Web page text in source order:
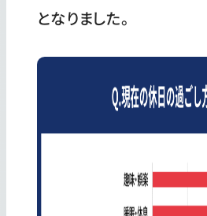
となりました。